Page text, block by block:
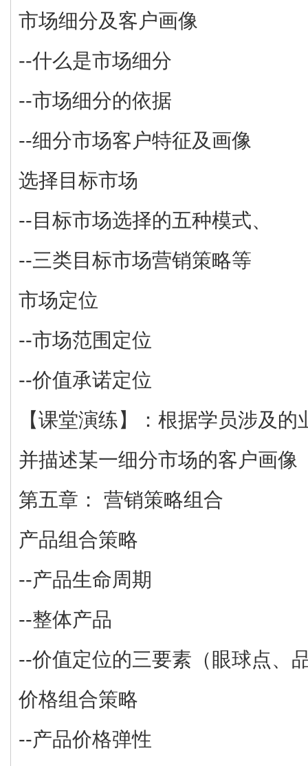
市场细分及客户画像
--什么是市场细分
--市场细分的依据
--细分市场客户特征及画像
选择目标市场
--目标市场选择的五种模式、
--三类目标市场营销策略等
市场定位
--市场范围定位
--价值承诺定位
【课堂演练】：根据学员涉及
并描述某一细分市场的客户画像
第五章： 营销策略组合
产品组合策略
--产品生命周期
--整体产品
--价值定位的三要素（眼球点、
价格组合策略
--产品价格弹性